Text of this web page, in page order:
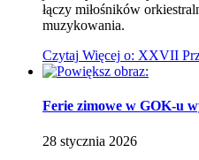
łączy miłośników
muzykowania.
Czytaj Więcej o: XXVII
Ferie zimowe w GOK-u
28 stycznia 2026